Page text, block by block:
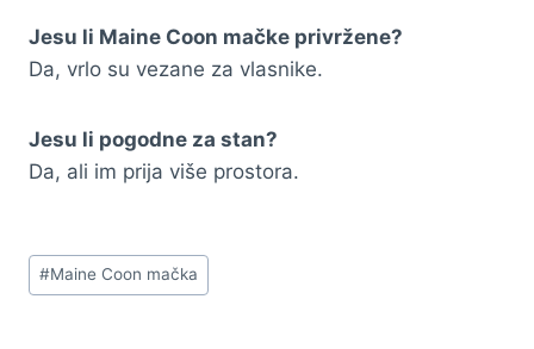
Jesu li Maine Coon mačke privržene?
Da, vrlo su vezane za vlasnike.
Jesu li pogodne za stan?
Da, ali im prija više prostora.
Post
Tags:
#Maine Coon mačka